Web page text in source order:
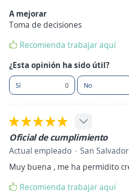
A mejorar
Toma de decisiones
Recomienda trabajar aquí
¿Esta opinión ha sido útil?
Sí 0 No
Oficial de cumplimiento
Actual empleado San Salvador
Muy buena , me ha permidito
Recomienda trabajar aquí